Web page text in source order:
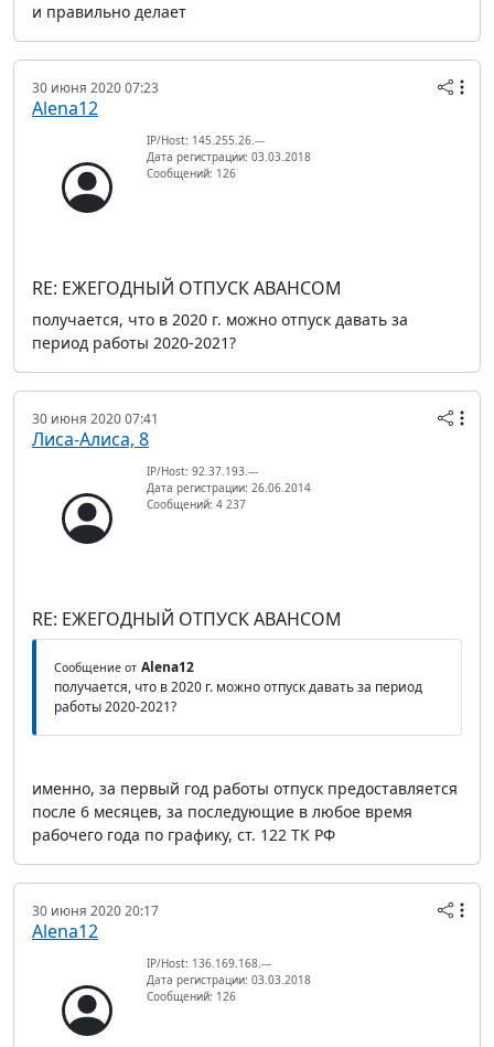
и правильно делает
30 июня 2020 07:23
Alena12
IP/Host: 145.255.26.---
Дата регистрации: 03.03.2018
Сообщений: 126
RE: ЕЖЕГОДНЫЙ ОТПУСК АВАНСОМ
получается, что в 2020 г. можно отпуск давать за
период работы 2020-2021?
30 июня 2020 07:41
Лиса-Алиса, 8
IP/Host: 92.37.193.---
Дата регистрации: 26.06.2014
Сообщений: 4 237
RE: ЕЖЕГОДНЫЙ ОТПУСК АВАНСОМ
Сообщение от Alena12
получается, что в 2020 г. можно отпуск давать за период
работы 2020-2021?
именно, за первый год работы отпуск предоставляется
после 6 месяцев, за последующие в любое время
рабочего года по графику, ст. 122 ТК РФ
30 июня 2020 20:17
Alena12
IP/Host: 136.169.168.---
Дата регистрации: 03.03.2018
Сообщений: 126